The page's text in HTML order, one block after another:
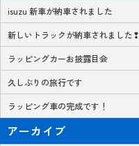
isuzu 新車が納車されました
新しいトラックが納車されました❢
ラッピングカーお披露目会
久しぶりの旅行です
ラッピング車の完成です！
アーカイブ